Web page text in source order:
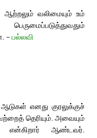
வலிமையும் உம்
– பல்லவி
எனது குரலுக்குச்
தெரியும். அவையும்
என்கிறார் ஆண்டவர்.